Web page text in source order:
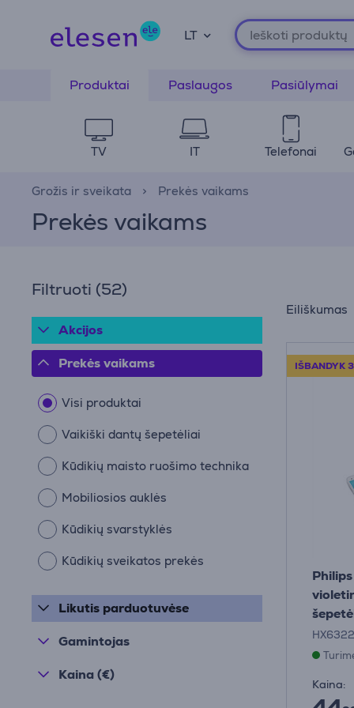
LT
Produktai Paslaugos Pasiūlymai
TV IT Telefonai
Grožis ir sveikata Prekės vaikams
Prekės vaikams
Filtruoti (52)
Akcijos
Prekės vaikams
Visi produktai
Vaikiški dantų šepetėliai
Kūdikių maisto ruošimo technika
Mobiliosios auklės
Kūdikių svarstyklės
Kūdikių sveikatos prekės
Likutis parduotuvėse
Gamintojas
Kaina (€)
Eiliškumas
IŠBANDYK
Kaina: